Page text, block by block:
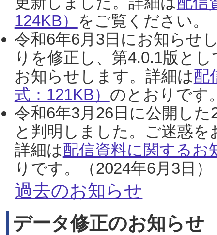
124KB） をご覧ください。
令和6年6月3日にお知らせ
りを修正し、第4.0.1版と
お知らせします。詳細は配
式：121KB） のとおりです
令和6年3月26日に公開し
と判明しました。ご迷惑
詳細は配信資料に関するお
りです。（2024年6月3日）
過去のお知らせ
データ修正のお知らせ